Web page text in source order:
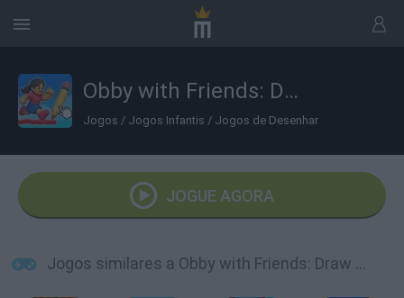
Obby with Friends: Draw and Jump!
Jogos / Jogos Infantis / Jogos de Desenhar
JOGUE AGORA
Jogos similares a Obby with Friends: Draw and Jump!